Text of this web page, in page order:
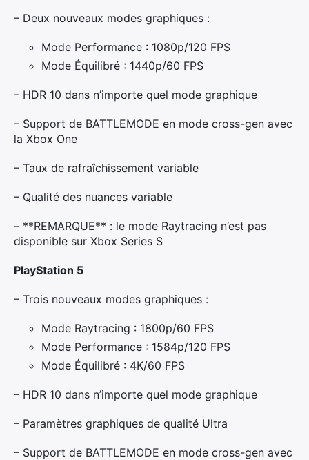
– Deux nouveaux modes graphiques :
Mode Performance : 1080p/120 FPS
Mode Équilibré : 1440p/60 FPS
– HDR 10 dans n’importe quel mode graphique
– Support de BATTLEMODE en mode cross-gen avec
la Xbox One
– Taux de rafraîchissement variable
– Qualité des nuances variable
– **REMARQUE** : le mode Raytracing n’est pas
disponible sur Xbox Series S
PlayStation 5
– Trois nouveaux modes graphiques :
Mode Raytracing : 1800p/60 FPS
Mode Performance : 1584p/120 FPS
Mode Équilibré : 4K/60 FPS
– HDR 10 dans n’importe quel mode graphique
– Paramètres graphiques de qualité Ultra
– Support de BATTLEMODE en mode cross-gen avec